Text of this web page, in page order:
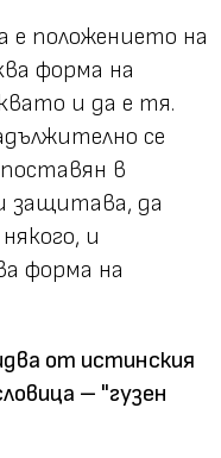
е положението на
форма на
и да е тя.
се
в
защитава, да
и
форма на
от истинския
– "гузен